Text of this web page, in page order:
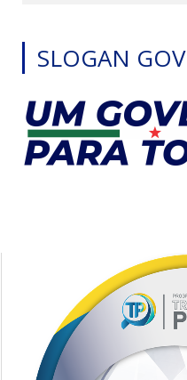
SLOGAN GOV